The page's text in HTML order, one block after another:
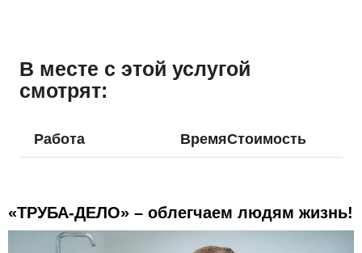
В месте с этой услугой
смотрят:
Работа ВремяСтоимость
«ТРУБА-ДЕЛО» – облегчаем людям жизнь!